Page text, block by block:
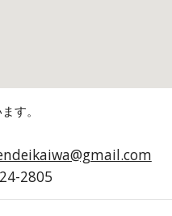
す。
2805